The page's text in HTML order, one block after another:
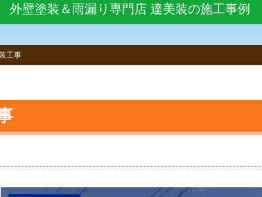
外壁塗装＆雨漏り専門店 達美装の施工事例
工事